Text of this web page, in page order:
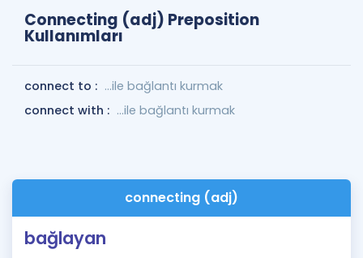
Connecting (adj) Preposition
Kullanımları
connect to : …ile bağlantı kurmak
connect with : …ile bağlantı kurmak
connecting (adj)
bağlayan